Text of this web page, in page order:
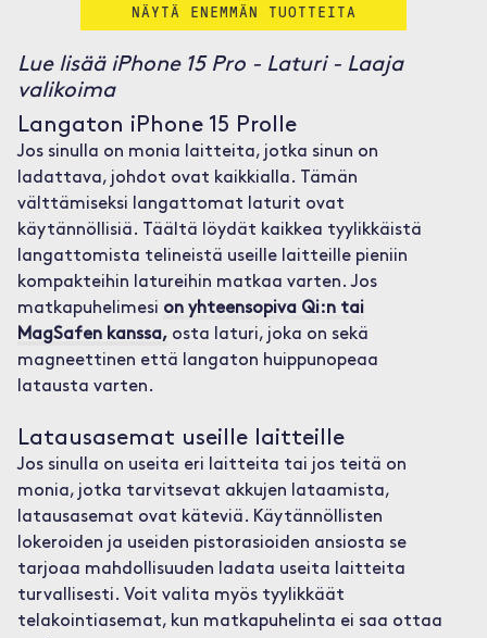
NÄYTÄ ENEMMÄN TUOTTEITA
Lue lisää iPhone 15 Pro - Laturi - Laaja
valikoima
Langaton iPhone 15 Prolle
Jos sinulla on monia laitteita, jotka sinun on
ladattava, johdot ovat kaikkialla. Tämän
välttämiseksi langattomat laturit ovat
käytännöllisiä. Täältä löydät kaikkea tyylikkäistä
langattomista telineistä useille laitteille pieniin
kompakteihin latureihin matkaa varten. Jos
matkapuhelimesi on yhteensopiva Qi:n tai
MagSafen kanssa,osta laturi, joka on sekä
magneettinen että langaton huippunopeaa
latausta varten.
Latausasemat useille laitteille
Jos sinulla on useita eri laitteita tai jos teitä on
monia, jotka tarvitsevat akkujen lataamista,
latausasemat ovat käteviä. Käytännöllisten
lokeroiden ja useiden pistorasioiden ansiosta se
tarjoaa mahdollisuuden ladata useita laitteita
turvallisesti. Voit valita myös tyylikkäät
telakointiasemat, kun matkapuhelinta ei saa ottaa